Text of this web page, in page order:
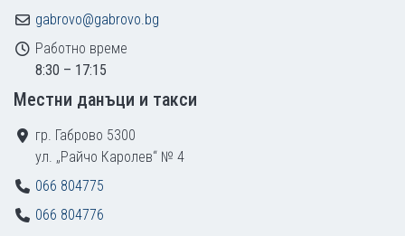
gabrovo@gabrovo.bg
Работно време
8:30 – 17:15
Местни данъци и такси
гр. Габрово 5300
ул. „Райчо Каролев“ № 4
066 804775
066 804776